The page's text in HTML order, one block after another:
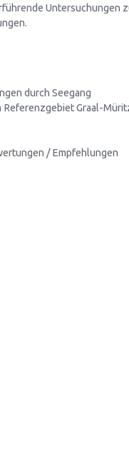
Untersuchungen
durch Seegang
Graal-
/ Empfehlungen